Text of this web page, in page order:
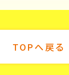
TOPへ戻る